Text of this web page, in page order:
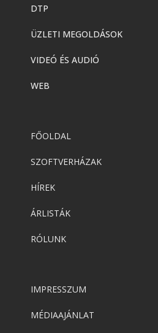
DTP
ÜZLETI MEGOLDÁSOK
VIDEÓ ÉS AUDIÓ
WEB
FŐOLDAL
SZOFTVERHÁZAK
HÍREK
ÁRLISTÁK
RÓLUNK
IMPRESSZUM
MÉDIAAJÁNLAT